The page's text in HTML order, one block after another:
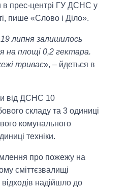
в прес-центрі ГУ ДСНС у
пише «Слово і Діло».
липня залишилось
на площі 0,2 гектара.
триває», – йдеться в
від ДСНС 10
складу та 3 одиниці
комунального
техніки.
про пожежу на
сміттєзвалищі
надійшло до